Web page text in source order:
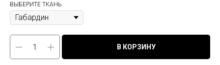
ВЫБЕРИТЕ ТКАНЬ
В КОРЗИНУ